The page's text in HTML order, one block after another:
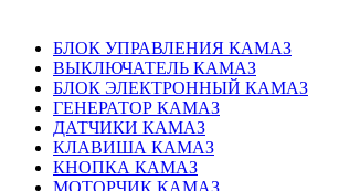
БЛОК УПРАВЛЕНИЯ КАМАЗ
ВЫКЛЮЧАТЕЛЬ КАМАЗ
БЛОК ЭЛЕКТРОННЫЙ КАМАЗ
ГЕНЕРАТОР КАМАЗ
ДАТЧИКИ КАМАЗ
КЛАВИША КАМАЗ
КНОПКА КАМАЗ
МОТОРЧИК КАМАЗ